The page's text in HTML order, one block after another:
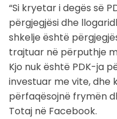
“Si kryetar i degës së
përgjegjësi dhe
shkelje është
trajtuar në përputhje
Kjo nuk është PDK-ja
investuar me vite, dhe
përfaqësojnë frymën
Totaj në Facebook.